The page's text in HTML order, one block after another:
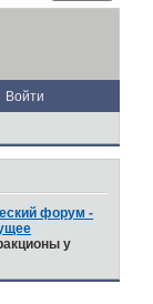
Войти
форум -
у